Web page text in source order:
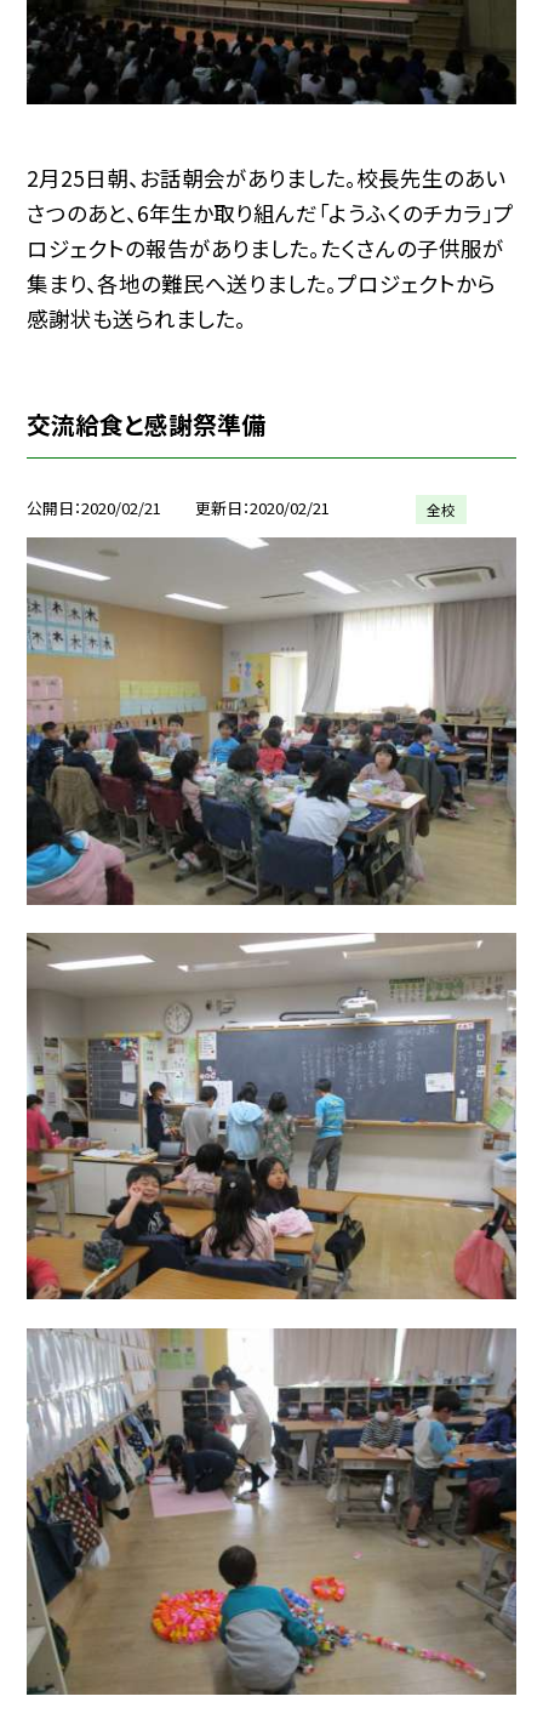
2月25日朝、お話朝会がありました。校長先生のあい
さつのあと、6年生か取り組んだ「ようふくのチカラ」プ
ロジェクトの報告がありました。たくさんの子供服が
集まり、各地の難民へ送りました。プロジェクトから
感謝状も送られました。
交流給食と感謝祭準備
公開日 2020/02/21 更新日 2020/02/21 全校